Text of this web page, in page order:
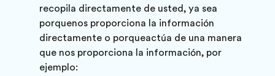
recopila directamente de usted, ya sea
porquenos proporciona la información
directamente o porqueactúa de una manera
que nos proporciona la información, por
ejemplo: